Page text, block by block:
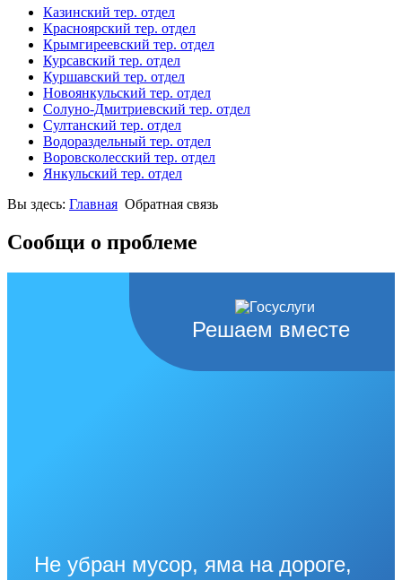
Казинский тер. отдел
Красноярский тер. отдел
Крымгиреевский тер. отдел
Курсавский тер. отдел
Куршавский тер. отдел
Новоянкульский тер. отдел
Солуно-Дмитриевский тер. отдел
Султанский тер. отдел
Водораздельный тер. отдел
Воровсколесский тер. отдел
Янкульский тер. отдел
Вы здесь: Главная Обратная связь
Сообщи о проблеме
Решаем вместе
Не убран мусор, яма на дороге,